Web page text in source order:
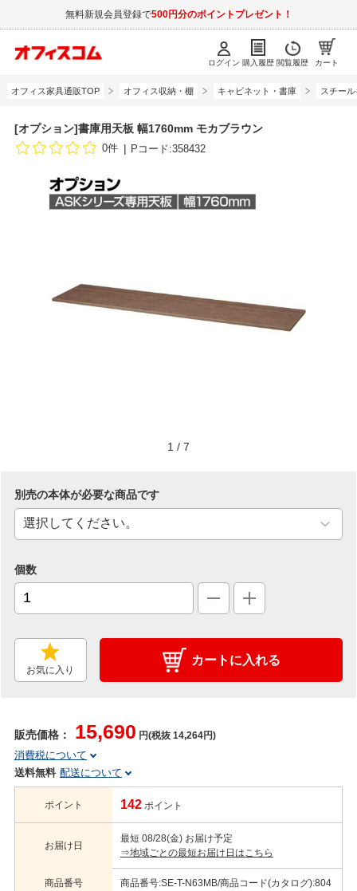
無料新規会員登録で500円分のポイントプレゼント！
ログイン 購入履歴 閲覧履歴 カート
オフィス家具通販TOP オフィス収納・棚 キャビネット・書庫 スチー
[オプション]書庫用天板 幅1760mm モカブラウン
0件 Pコード:358432
1 / 7
別売の本体が必要な商品です
個数
お気に入り
カートに入れる
販売価格： 15,690 円(税抜 14,264円)
消費税について
送料無料 配送について
ポイント 142 ポイント
お届け日
最短 08/28(金) お届け予定
⇒地域ごとの最短お届け日はこちら
商品番号
商品番号:SE-T-N63MB/商品コード(カタログ):804